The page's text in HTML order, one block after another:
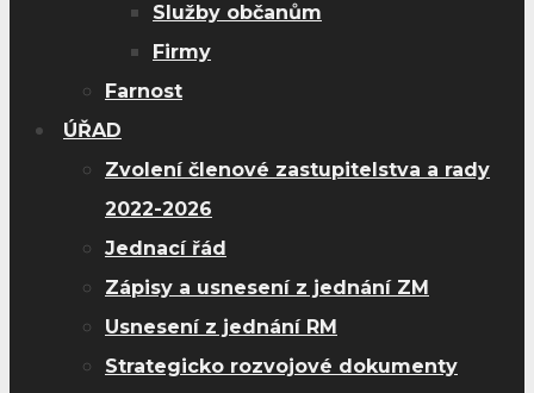
Služby občanům
Firmy
Farnost
ÚŘAD
Zvolení členové zastupitelstva a rady
2022-2026
Jednací řád
Zápisy a usnesení z jednání ZM
Usnesení z jednání RM
Strategicko rozvojové dokumenty